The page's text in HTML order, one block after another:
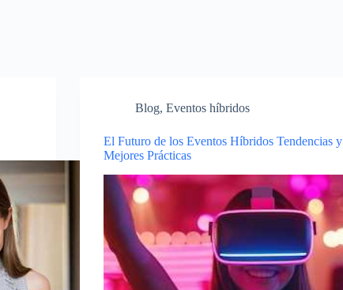
Blog,Eventos híbridos
El Futuro de los Eventos Híbridos Tendencias y
Mejores Prácticas